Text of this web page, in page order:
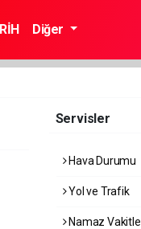
Diğer
Servisler
Hava Durumu
Yol ve Trafik
Namaz